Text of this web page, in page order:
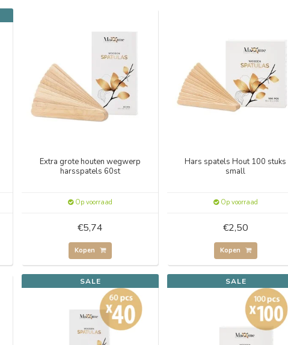
Extra grote houten wegwerp
harsspatels 60st
Op voorraad
€5,74
Kopen
Hars spatels Hout 100 stuks
small
Op voorraad
€2,50
Kopen
SALE SALE